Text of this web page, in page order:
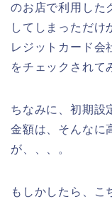
のお店で利用した
してしまっただけ
レジットカード会
をチェックされて
ちなみに、初期設
金額は、そんなに
が、、、。
もしかしたら、こ